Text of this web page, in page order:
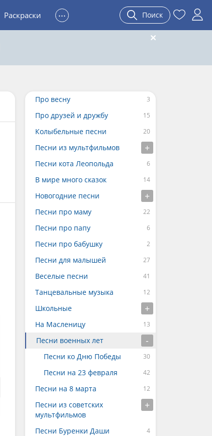
Раскраски ... Поиск
Про весну
Про друзей и дружбу
Колыбельные песни
Песни из мультфильмов
Песни кота Леопольда
В мире много сказок
Новогодние песни
Песни про маму
Песни про папу
Песни про бабушку
Песни для малышей
Веселые песни
Танцевальные музыка
Школьные
На Масленицу
Песни военных лет
Песни ко Дню Победы
Песни на 23 февраля
Песни на 8 марта
Песни из советских
мультфильмов
Песни Буренки Даши